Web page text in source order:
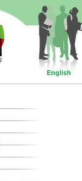
English